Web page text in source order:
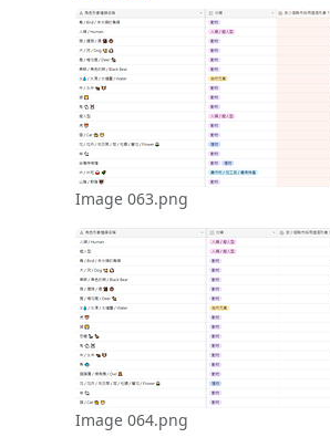
Image 063.png
Image 064.png